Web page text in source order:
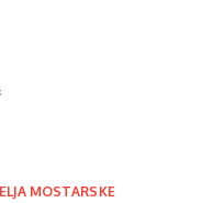
MOSTARSKE